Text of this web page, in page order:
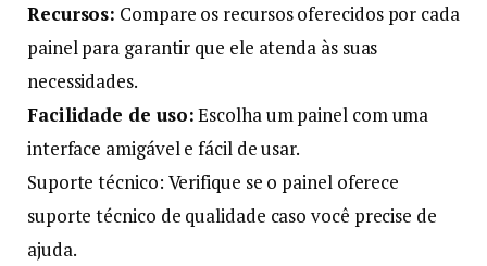
Recursos: Compare os recursos oferecidos por cada
painel para garantir que ele atenda às suas
necessidades.
Facilidade de uso:Escolha um painel com uma
interface amigável e fácil de usar.
Suporte técnico: Verifique se o painel oferece
suporte técnico de qualidade caso você precise de
ajuda.